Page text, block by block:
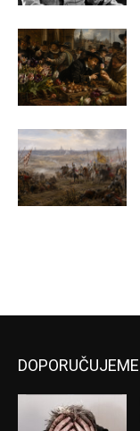
DOPORUČUJEME